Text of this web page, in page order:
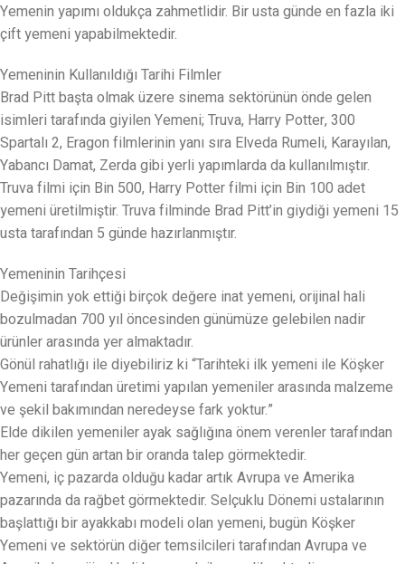
Yemenin yapımı oldukça zahmetlidir. Bir usta günde en fazla iki
çift yemeni yapabilmektedir.
Yemeninin Kullanıldığı Tarihi Filmler
Brad Pitt başta olmak üzere sinema sektörünün önde gelen
isimleri tarafında giyilen Yemeni; Truva, Harry Potter, 300
Spartalı 2, Eragon filmlerinin yanı sıra Elveda Rumeli, Karayılan,
Yabancı Damat, Zerda gibi yerli yapımlarda da kullanılmıştır.
Truva filmi için Bin 500, Harry Potter filmi için Bin 100 adet
yemeni üretilmiştir. Truva filminde Brad Pitt’in giydiği yemeni 15
usta tarafından 5 günde hazırlanmıştır.
Yemeninin Tarihçesi
Değişimin yok ettiği birçok değere inat yemeni, orijinal hali
bozulmadan 700 yıl öncesinden günümüze gelebilen nadir
ürünler arasında yer almaktadır.
Gönül rahatlığı ile diyebiliriz ki “Tarihteki ilk yemeni ile Köşker
Yemeni tarafından üretimi yapılan yemeniler arasında malzeme
ve şekil bakımından neredeyse fark yoktur.”
Elde dikilen yemeniler ayak sağlığına önem verenler tarafından
her geçen gün artan bir oranda talep görmektedir.
Yemeni, iç pazarda olduğu kadar artık Avrupa ve Amerika
pazarında da rağbet görmektedir. Selçuklu Dönemi ustalarının
başlattığı bir ayakkabı modeli olan yemeni, bugün Köşker
Yemeni ve sektörün diğer temsilcileri tarafından Avrupa ve